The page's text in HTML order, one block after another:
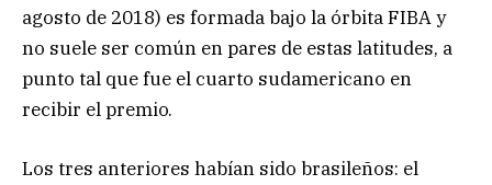
agosto de 2018) es formada bajo la órbita FIBA y
no suele ser común en pares de estas latitudes, a
punto tal que fue el cuarto sudamericano en
recibir el premio.
Los tres anteriores habían sido brasileños: el